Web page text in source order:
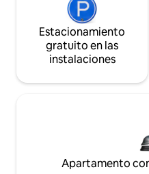
Estacionamiento
gratuito en las
instalaciones
Apartamento